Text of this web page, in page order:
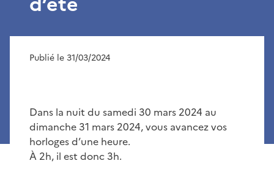
Publié le 31/03/2024
Dans la nuit du samedi 30 mars 2024 au
dimanche 31 mars 2024, vous avancez vos
horloges d’une heure.
À 2h, il est donc 3h.